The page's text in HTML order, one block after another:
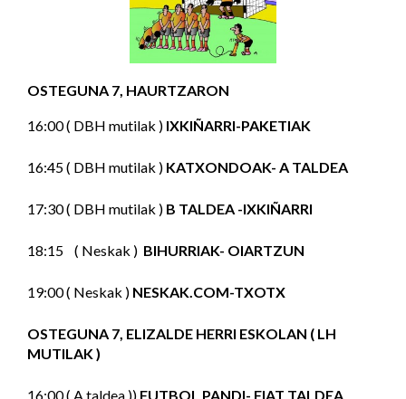
OSTEGUNA 7, HAURTZARON
16:00 ( DBH mutilak ) IXKIÑARRI-PAKETIAK
16:45 ( DBH mutilak ) KATXONDOAK- A TALDEA
17:30 ( DBH mutilak ) B TALDEA -IXKIÑARRI
18:15 ( Neskak ) BIHURRIAK- OIARTZUN
19:00 ( Neskak ) NESKAK.COM-TXOTX
OSTEGUNA 7, ELIZALDE HERRI ESKOLAN ( LH
MUTILAK )
16:00 ( A taldea )) FUTBOL PANDI- FIAT TALDEA